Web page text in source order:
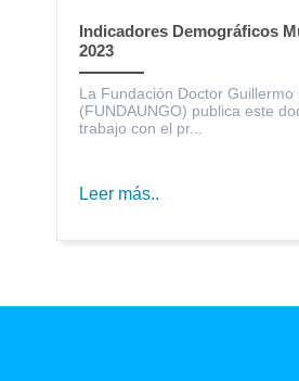
Indicadores Demográficos
2023
La Fundación Doctor Guillermo
(FUNDAUNGO) publica este
trabajo con el pr...
Leer más..